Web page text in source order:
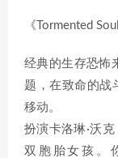
《Tormented
经典的生存恐怖
题，在致命的战
移动。
扮演卡洛琳·沃
双胞胎女孩。